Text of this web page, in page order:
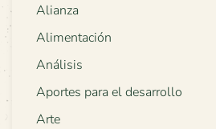
Alianza
Alimentación
Análisis
Aportes para el desarrollo
Arte